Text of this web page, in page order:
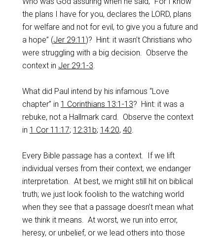
the plans I have for you, declares the LORD, plans
for welfare and not for evil, to give you a future and
a hope” (Jer 29:11 )? Hint: it wasn’t Christians who
were struggling with a big decision. Observe the
context in Jer 29:1-3.
What did Paul intend by his infamous “Love
chapter” in 1 Corinthians 13:1-13? Hint: it was a
rebuke, not a Hallmark card. Observe the context
in 1 Cor 11:17; 12:31b; 14:20, 40.
Every Bible passage has a context. If we lift
individual verses from their context, we endanger
interpretation. At best, we might still hit on biblical
truth; we just look foolish to the watching world
when they see that a passage doesn’t mean what
we think it means. At worst, we run into error,
heresy, or unbelief, or we lead others into those